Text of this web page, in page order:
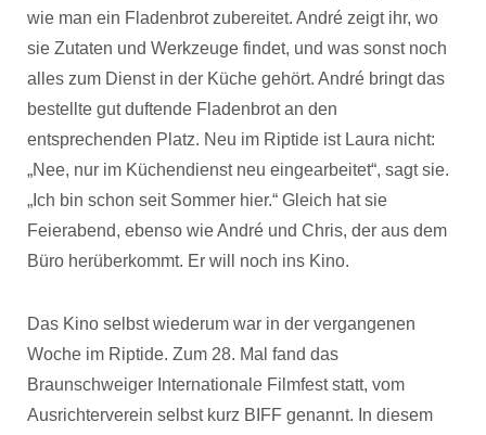
wie man ein Fladenbrot zubereitet. André zeigt ihr, wo
sie Zutaten und Werkzeuge findet, und was sonst noch
alles zum Dienst in der Küche gehört. André bringt das
bestellte gut duftende Fladenbrot an den
entsprechenden Platz. Neu im Riptide ist Laura nicht:
„Nee, nur im Küchendienst neu eingearbeitet“, sagt sie.
„Ich bin schon seit Sommer hier.“ Gleich hat sie
Feierabend, ebenso wie André und Chris, der aus dem
Büro herüberkommt. Er will noch ins Kino.
Das Kino selbst wiederum war in der vergangenen
Woche im Riptide. Zum 28. Mal fand das
Braunschweiger Internationale Filmfest statt, vom
Ausrichterverein selbst kurz BIFF genannt. In diesem